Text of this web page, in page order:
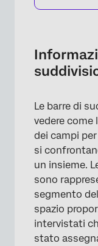
Le barre di
vedere come
dei campi
si
un insieme.
sono
segmento
spazio
intervistati
stato